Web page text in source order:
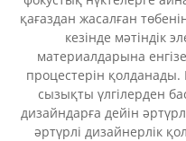
қағаздан жасалған
кезінде мәтіндік
материалдарына
процестерін қолданады.
сызықты үлгілерден
дизайндарға дейін
әртүрлі дизайнерлік